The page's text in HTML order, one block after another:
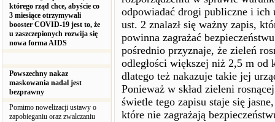
którego rząd chce, abyście co
3 miesiące otrzymywali
booster COVID-19 jest to, że
u zaszczepionych rozwija się
nowa forma AIDS
Powszechny nakaz
maskowania nadal jest
bezprawny
Pomimo nowelizacji ustawy o
zapobieganiu oraz zwalczaniu
odpowiadać drogi publiczne i
ust. 2 znalazł się ważny zapis,
powinna zagrażać
pośrednio przyznaje, że zieleń
odległości większej niż 2,5 m od
dlatego też nakazuje takie jej
Ponieważ w skład zieleni
świetle tego zapisu staje się
które nie zagrażają